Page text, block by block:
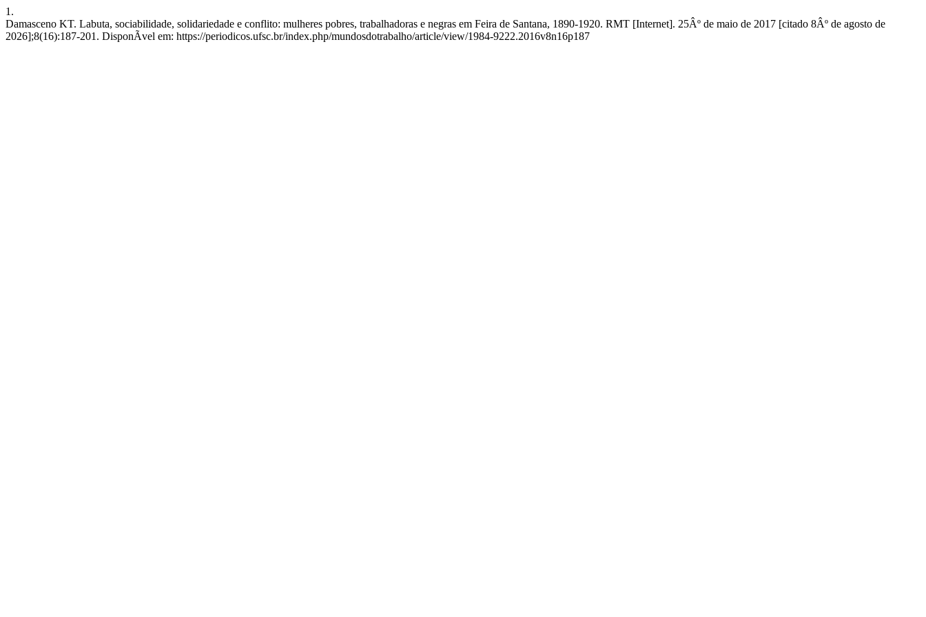
1.
Damasceno KT. Labuta, sociabilidade, solidariedade e conflito: mulheres pobres, trabalhadoras e negras em Feira de Santana, 1890-1920. RMT [Internet]. 25Âº de maio de 2017 [citado 8Âº de agosto de
2026];8(16):187-201. DisponÃ­vel em: https://periodicos.ufsc.br/index.php/mundosdotrabalho/article/view/1984-9222.2016v8n16p187